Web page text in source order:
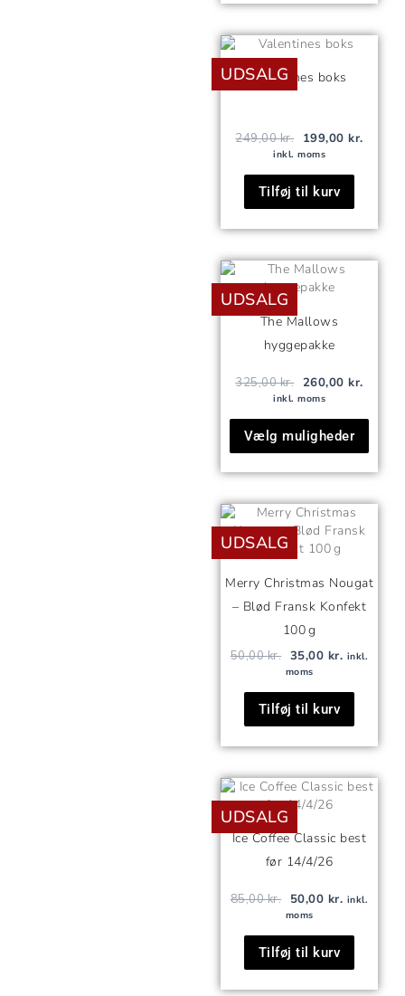
UDSALG
Valentines boks
249,00kr.
Den
oprindelige
pris
var:
199,00kr.
Den
inkl. moms
Tilføj til kurv
UDSALG
The Mallows
hyggepakke
325,00kr.
Den
oprindelige
pris
var:
325,00 kr..
260,00kr.
Den
inkl. moms
Vælg muligheder
UDSALG
Merry Christmas Nougat
– Blød Fransk Konfekt
100 g
50,00kr.
Den
oprindelige
pris
var:
35,00 kr.
Den
aktuelle
inkl.
moms
Tilføj til kurv
UDSALG
Ice Coffee Classic best
før 14/4/26
85,00kr.
Den
oprindelige
pris
var:
85,00 kr..
50,00 kr.
Den
50,00 kr..
inkl.
moms
Tilføj til kurv